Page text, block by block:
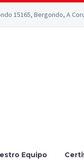
15165, Bergondo, A
Equipo